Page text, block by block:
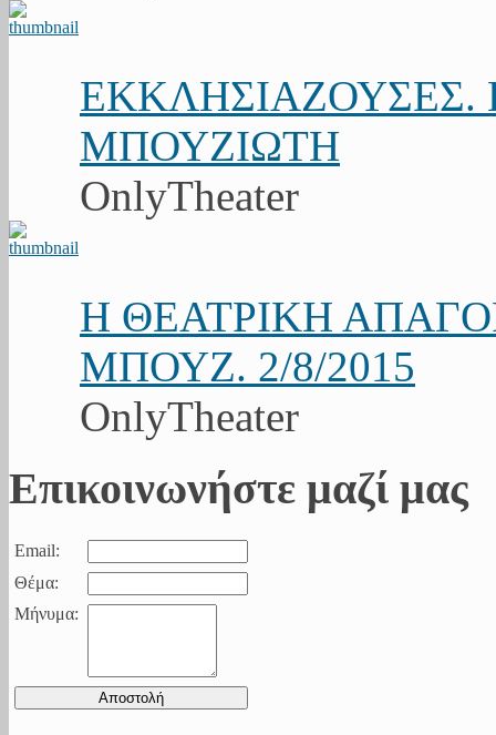
ΕΚΚΛΗΣΙΑΖΟΥΣΕΣ.
ΜΠΟΥΖΙΩΤΗ
OnlyTheater
Η ΘΕΑΤΡΙΚΗ
ΜΠΟΥΖ. 2/8/2015
OnlyTheater
Επικοινωνήστε μαζί μας
Email:
Θέμα:
Μήνυμα: